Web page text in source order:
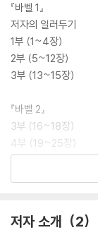
19세기 초반 옥스퍼
그리고 학계의 공모
20대 중반의 나이에
★★★네뷸러상, 로커
★★★판타지 거장 조
★★★뉴욕타임스,
★★★[트와일라잇]
권한 R. F. 쿠앙의 대표
『바벨 1』
저자의 일러두기
1부 (1~4장)
2부 (5~12장)
3부 (13~15장)
『바벨 2』
3부 (16~18장)
4부 (19~25장)
5부 (26장~에필로그)
저자 소개 2